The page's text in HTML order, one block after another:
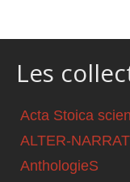
Les
Acta Stoica
ALTER-
AnthologieS